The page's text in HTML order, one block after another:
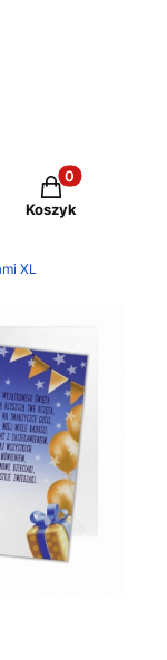
Produkty w
Koszyk
XL